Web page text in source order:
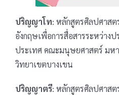
ปริญญาโท: หลักสูตรศิลปศาส
อังกฤษเพื่อการสื่อสารระหว่าง
ประเทศ คณะมนุษยศาสตร์ มห
วิทยาเขตบางเขน
ปริญญาตรี: หลักสูตรศิลปศาส